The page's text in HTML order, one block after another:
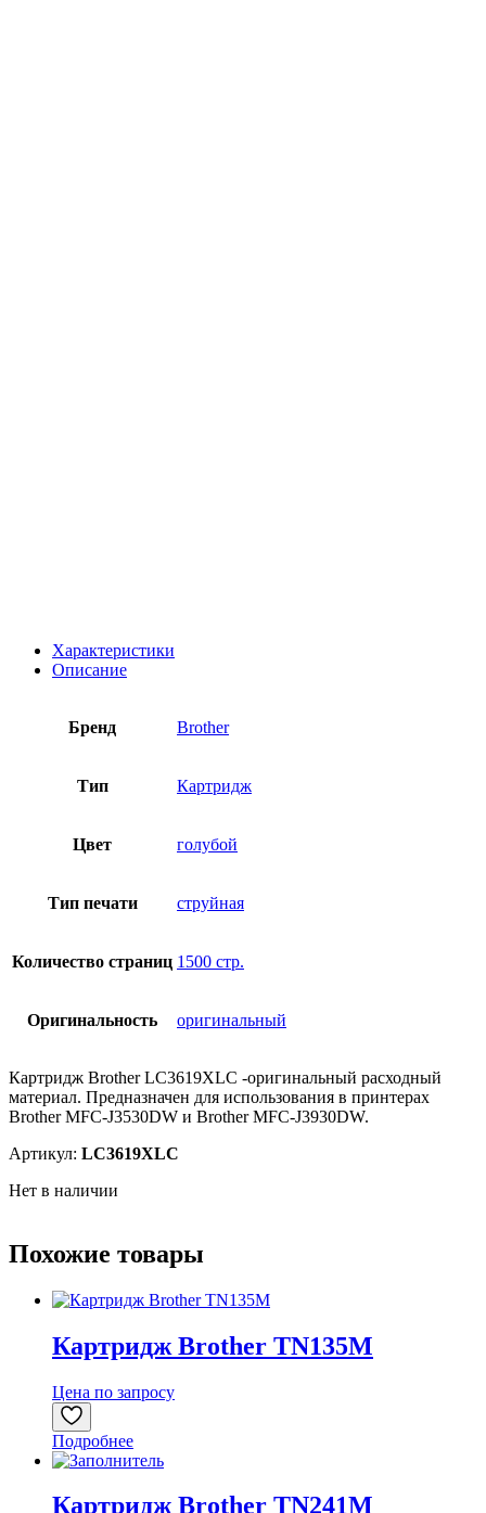
Характеристики
Описание
Бренд Brother
Тип Картридж
Цвет голубой
Тип печати струйная
Количество страниц 1500 стр.
Оригинальность оригинальный
Картридж Brother LC3619XLC -оригинальный расходный
материал. Предназначен для использования в принтерах
Brother MFC-J3530DW и Brother MFC-J3930DW.
Артикул: LC3619XLC
Нет в наличии
Похожие товары
Картридж Brother TN135M
Цена по запросу
Подробнее
Картридж Brother TN241M